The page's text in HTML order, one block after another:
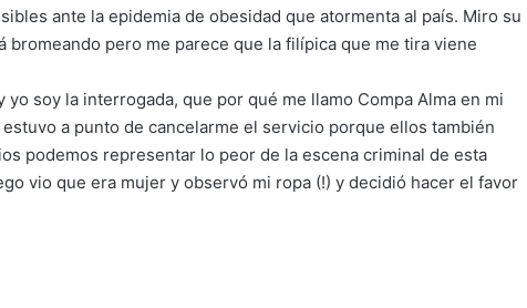
ante la epidemia de obesidad que atormenta al país. Miro su
pero me parece que la filípica que me tira viene
soy la interrogada, que por qué me llamo Compa Alma en mi
a punto de cancelarme el servicio porque ellos también
podemos representar lo peor de la escena criminal de esta
vio que era mujer y observó mi ropa (!) y decidió hacer el favor